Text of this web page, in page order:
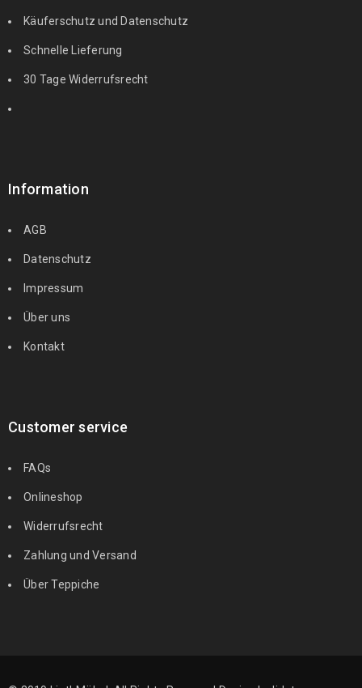
Käuferschutz und Datenschutz
Schnelle Lieferung
30 Tage Widerrufsrecht
Information
AGB
Datenschutz
Impressum
Über uns
Kontakt
Customer service
FAQs
Onlineshop
Widerrufsrecht
Zahlung und Versand
Über Teppiche